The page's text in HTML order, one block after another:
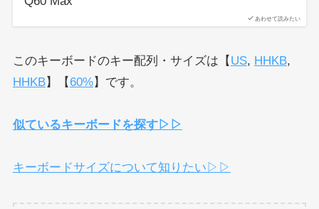
あわせて読みたい
このキーボードのキー配列・サイズは【 US, HHKB,
HHKB】【 60%】です。
似ているキーボードを探す▷▷
キーボードサイズについて知りたい▷▷